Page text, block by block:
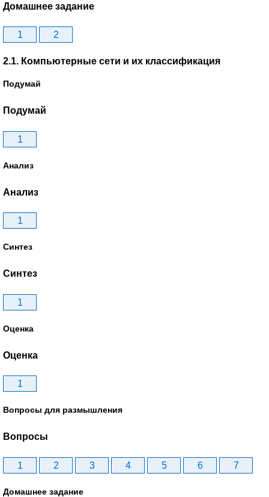
Домашнее задание
1 2
2.1. Компьютерные сети и их классификация
Подумай
Подумай
1
Анализ
Анализ
1
Синтез
Синтез
1
Оценка
Оценка
1
Вопросы для размышления
Вопросы
1 2 3 4 5 6 7
Домашнее задание